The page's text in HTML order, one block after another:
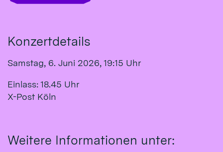
Konzertdetails
Samstag, 6. Juni 2026, 19:15 Uhr
Einlass: 18.45 Uhr
X-Post Köln
Weitere Informationen unter: